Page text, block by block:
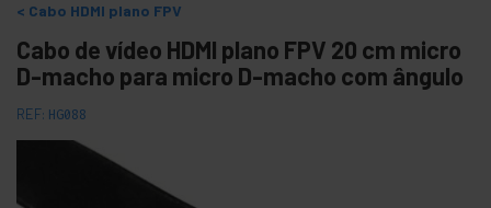
Cabo HDMI plano FPV
Cabo de vídeo HDMI plano FPV 20 cm micro
D-macho para micro D-macho com ângulo
REF: HG088